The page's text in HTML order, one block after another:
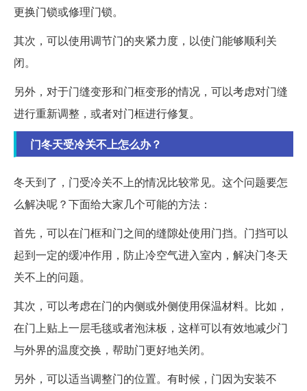
更换门锁或修理门锁。
其次，可以使用调节门的夹紧力度，以使门能够顺利关
闭。
另外，对于门缝变形和门框变形的情况，可以考虑对门缝
进行重新调整，或者对门框进行修复。
门冬天受冷关不上怎么办？
冬天到了，门受冷关不上的情况比较常见。这个问题要怎
么解决呢？下面给大家几个可能的方法：
首先，可以在门框和门之间的缝隙处使用门挡。门挡可以
起到一定的缓冲作用，防止冷空气进入室内，解决门冬天
关不上的问题。
其次，可以考虑在门的内侧或外侧使用保温材料。比如，
在门上贴上一层毛毯或者泡沫板，这样可以有效地减少门
与外界的温度交换，帮助门更好地关闭。
另外，可以适当调整门的位置。有时候，门因为安装不